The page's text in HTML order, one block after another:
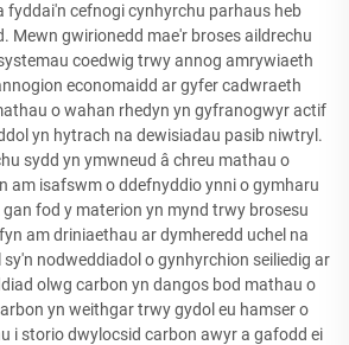
fyddai'n cefnogi cynhyrchu parhaus heb
Mewn gwirionedd mae'r broses aildrechu
coedwig trwy annog amrywiaeth
economaidd ar gyfer cadwraeth
o wahan rhedyn yn gyfranogwyr actif
yn hytrach na dewisiadau pasib niwtryl.
sydd yn ymwneud â chreu mathau o
am isafswm o ddefnyddio ynni o gymharu
fod y materion yn mynd trwy brosesu
am driniaethau ar dymheredd uchel na
nodweddiadol o gynhyrchion seiliedig ar
olwg carbon yn dangos bod mathau o
yn weithgar trwy gydol eu hamser o
i storio dwylocsid carbon awyr a gafodd ei